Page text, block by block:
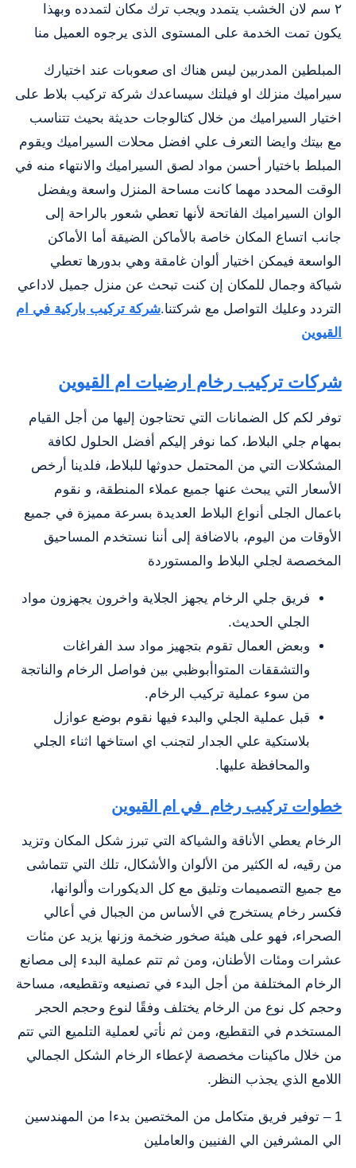
٢ سم لان الخشب يتمدد ويجب ترك مكان لتمدده وبهذا
يكون تمت الخدمة على المستوى الذى يرجوه العميل منا
المبلطين المدربين ليس هناك اى صعوبات عند اختيارك
سيراميك منزلك او فيلتك سيساعدك شركة تركيب بلاط على
اختيار السيراميك من خلال كتالوجات حديثة بحيث تتناسب
مع بيتك وايضا التعرف علي افضل محلات السيراميك ويقوم
المبلط باختيار أحسن مواد لصق السيراميك والانتهاء منه في
الوقت المحدد مهما كانت مساحة المنزل واسعة ويفضل
الوان السيراميك الفاتحة لأنها تعطي شعور بالراحة إلى
جانب اتساع المكان خاصة بالأماكن الضيقة أما الأماكن
الواسعة فيمكن اختيار ألوان غامقة وهي بدورها تعطي
شياكة وجمال للمكان إن كنت تبحث عن منزل جميل لاداعي
التردد وعليك التواصل مع شركتنا.شركة تركيب باركية في ام
القيوين
شركات تركيب رخام ارضيات ام القيوين
توفر لكم كل الضمانات التي تحتاجون إليها من أجل القيام
بمهام جلي البلاط، كما نوفر إليكم أفضل الحلول لكافة
المشكلات التي من المحتمل حدوثها للبلاط، فلدينا أرخص
الأسعار التي يبحث عنها جميع عملاء المنطقة، و نقوم
باعمال الجلى أنواع البلاط العديدة بسرعة مميزة في جميع
الأوقات من اليوم، بالاضافة إلى أننا نستخدم المساحيق
المخصصة لجلي البلاط والمستوردة
فريق جلي الرخام يجهز الجلاية واخرون يجهزون مواد
الجلي الحديث.
وبعض العمال تقوم بتجهيز مواد سد الفراغات
والتشققات المتواأبوظبي بين فواصل الرخام والناتجة
من سوء عملية تركيب الرخام.
قبل عملية الجلي والبدء فيها نقوم بوضع عوازل
بلاستكية علي الجدار لتجنب اي استاخها اثناء الجلي
والمحافظة عليها.
خطوات تركيب رخام في ام القيوين
الرخام يعطي الأناقة والشياكة التي تبرز شكل المكان وتزيد
من رقيه، له الكثير من الألوان والأشكال، تلك التي تتماشى
مع جميع التصميمات وتليق مع كل الديكورات وألوانها،
فكسر رخام يستخرج في الأساس من الجبال في أعالي
الصحراء، فهو على هيئة صخور ضخمة وزنها يزيد عن مئات
عشرات ومئات الأطنان، ومن ثم تتم عملية البدء إلى مصانع
الرخام المختلفة من أجل البدء في تصنيعه وتقطيعه، مساحة
وحجم كل نوع من الرخام يختلف وفقًا لنوع وحجم الحجر
المستخدم في التقطيع، ومن ثم نأتي لعملية التلميع التي تتم
من خلال ماكينات مخصصة لإعطاء الرخام الشكل الجمالي
اللامع الذي يجذب النظر.
1 – توفير فريق متكامل من المختصين بدءا من المهندسين
الي المشرفين الي الفنيين والعاملين